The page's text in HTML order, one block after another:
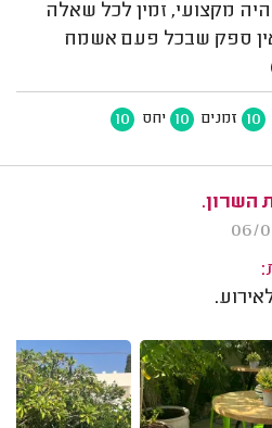
היה מקצועי, זמין לכל שאלה
אין ספק שבכל פעם אשמח
10 זמנים 10 יחס 10
השרון.